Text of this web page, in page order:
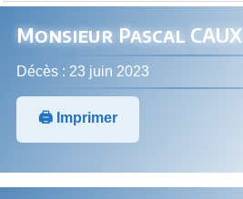
Monsieur Pascal CAUX
Décès : 23 juin 2023
🖨️ Imprimer